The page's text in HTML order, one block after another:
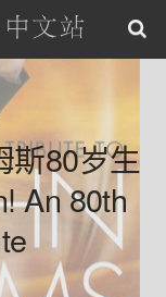
斯80岁生
An 80th